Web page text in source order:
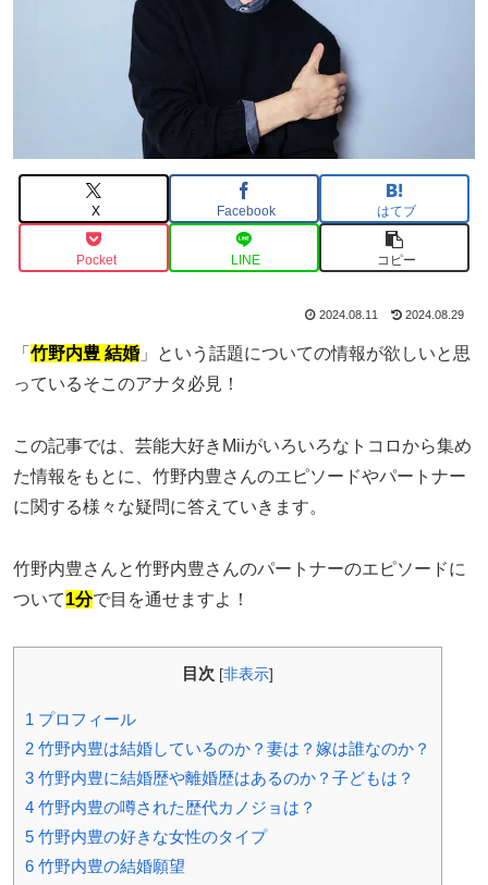
X Facebook はてブ
Pocket LINE コピー
2024.08.11 2024.08.29
「 竹野内豊 結婚 」という話題についての情報が欲しいと思
っているそこのアナタ必見！
この記事では、芸能大好きMiiがいろいろなトコロから集め
た情報をもとに、竹野内豊さんのエピソードやパートナー
に関する様々な疑問に答えていきます。
竹野内豊さんと竹野内豊さんのパートナーのエピソードに
ついて1分で目を通せますよ！
目次 [非表示]
1 プロフィール
2 竹野内豊は結婚しているのか？妻は？嫁は誰なのか？
3 竹野内豊に結婚歴や離婚歴はあるのか？子どもは？
4 竹野内豊の噂された歴代カノジョは？
5 竹野内豊の好きな女性のタイプ
6 竹野内豊の結婚願望